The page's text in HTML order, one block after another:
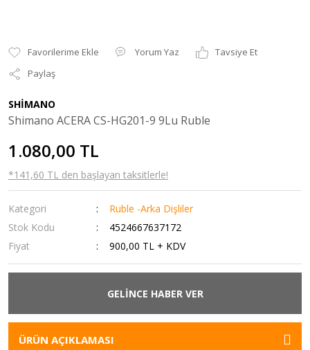
Yorum Yaz
Tavsiye Et
Paylaş
SHİMANO
Shimano ACERA CS-HG201-9 9Lu Ruble
1.080,00 TL
*141,60 TL den başlayan taksitlerle!
Kategori
Ruble -Arka Dişliler
Stok Kodu
4524667637172
Fiyat
900,00 TL + KDV
GELİNCE HABER VER
ÜRÜN AÇIKLAMASI